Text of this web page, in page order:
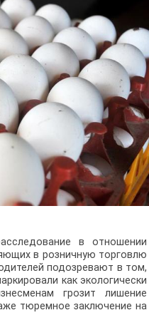
в отношении
в розничную торговлю
подозревают в том,
как экологически
грозит лишение
тюремное заключение на